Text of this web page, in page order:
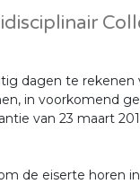
dagen te
in voorkomend
van 23 maart
de eiserte horen